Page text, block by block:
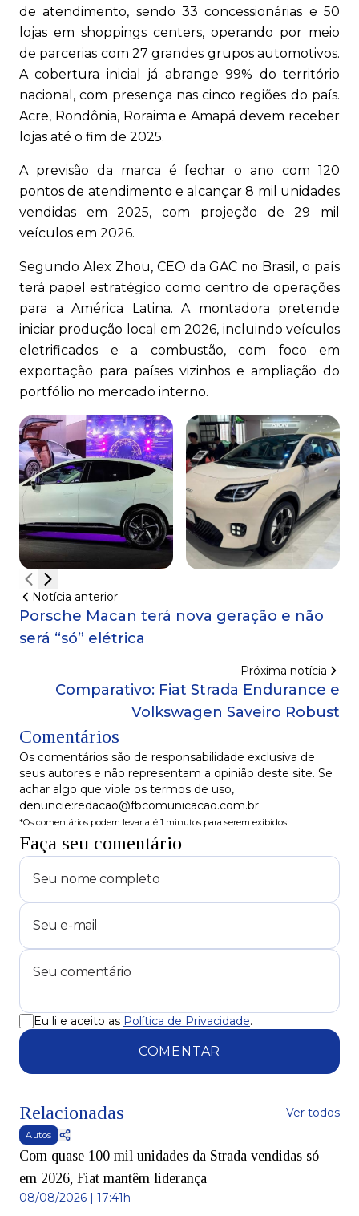
de atendimento, sendo 33 concessionárias e 50
lojas em shoppings centers, operando por meio
de parcerias com 27 grandes grupos automotivos.
A cobertura inicial já abrange 99% do território
nacional, com presença nas cinco regiões do país.
Acre, Rondônia, Roraima e Amapá devem receber
lojas até o fim de 2025.
A previsão da marca é fechar o ano com 120
pontos de atendimento e alcançar 8 mil unidades
vendidas em 2025, com projeção de 29 mil
veículos em 2026.
Segundo Alex Zhou, CEO da GAC no Brasil, o país
terá papel estratégico como centro de operações
para a América Latina. A montadora pretende
iniciar produção local em 2026, incluindo veículos
eletrificados e a combustão, com foco em
exportação para países vizinhos e ampliação do
portfólio no mercado interno.
Notícia anterior
Porsche Macan terá nova geração e não
será “só” elétrica
Próxima notícia
Comparativo: Fiat Strada Endurance e
Volkswagen Saveiro Robust
Comentários
Os comentários são de responsabilidade exclusiva de
seus autores e não representam a opinião deste site. Se
achar algo que viole os termos de uso,
denuncie:redacao@fbcomunicacao.com.br
*Os comentários podem levar até 1 minutos para serem exibidos
Faça seu comentário
Eu li e aceito as Política de Privacidade.
COMENTAR
Relacionadas Ver todos
Autos
Com quase 100 mil unidades da Strada vendidas só
em 2026, Fiat mantêm liderança
08/08/2026 | 17:41h